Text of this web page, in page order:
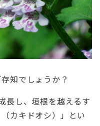
知でしょうか？
長し、垣根を越えるす
カキドオシ）」とい